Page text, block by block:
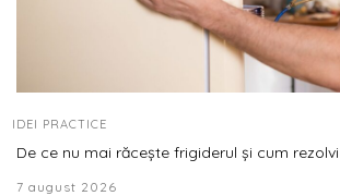
IDEI PRACTICE
De ce nu mai răcește frigiderul și cum
7 august 2026